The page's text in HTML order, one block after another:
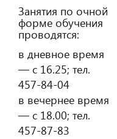
Занятия по очной
форме обучения
проводятся:
в дневное время
— с 16.25; тел.
457-84-04
в вечернее время
— с 18.00; тел.
457-87-83